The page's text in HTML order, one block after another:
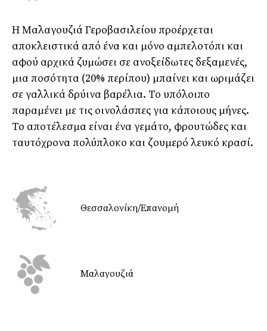
Η Μαλαγουζιά Γεροβασιλείου προέρχεται
αποκλειστικά από ένα και μόνο αμπελοτόπι και
αφού αρχικά ζυμώσει σε ανοξείδωτες δεξαμενές,
μια ποσότητα (20% περίπου) μπαίνει και ωριμάζει
σε γαλλικά δρύινα βαρέλια. Το υπόλοιπο
παραμένει με τις οινολάσπες για κάποιους μήνες.
Το αποτέλεσμα είναι ένα γεμάτο, φρουτώδες και
ταυτόχρονα πολύπλοκο και ζουμερό λευκό κρασί.
Θεσσαλονίκη/Επανομή
Μαλαγουζιά